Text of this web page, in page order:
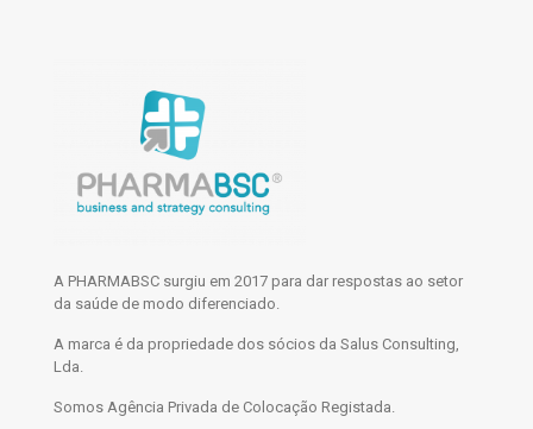
A PHARMABSC surgiu em 2017 para dar respostas ao setor
da saúde de modo diferenciado.
A marca é da propriedade dos sócios da Salus Consulting,
Lda.
Somos Agência Privada de Colocação Registada.